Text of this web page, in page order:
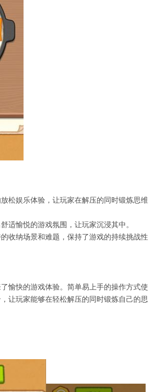
松娱乐体验，让玩家在解压的同时锻炼思维
适愉悦的游戏氛围，让玩家沉浸其中。
收纳场景和难题，保持了游戏的持续挑战性
愉快的游戏体验。简单易上手的操作方式使
让玩家能够在轻松解压的同时锻炼自己的思